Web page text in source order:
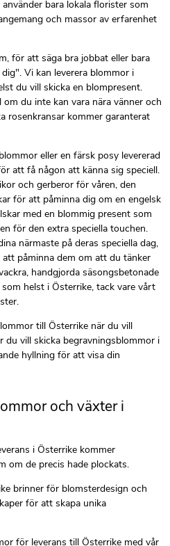
bara lokala florister som
och massor av erfarenhet
för att säga bra jobbat eller bara
Vi kan leverera blommor i
du vill skicka en blompresent.
du inte kan vara nära vänner och
rosenkransar kommer garanterat
eller en färsk posy levererad
att få någon att känna sig speciell.
och gerberor för våren, den
för att påminna dig om en engelsk
med en blommig present som
för den extra speciella touchen.
närmaste på deras speciella dag,
påminna dem om att du tänker
handgjorda säsongsbetonade
helst i Österrike, tack vare vårt
till Österrike när du vill
du vill skicka begravningsblommor i
hyllning för att visa din
och växter i
i Österrike kommer
om de precis hade plockats.
brinner för blomsterdesign och
för att skapa unika
för leverans till Österrike med vår